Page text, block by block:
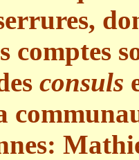
comptes
consuls